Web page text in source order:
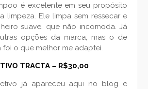
é excelente em seu propósito
limpeza. Ele limpa sem ressecar e
suave, que não incomoda. Já
opções da marca, mas o de
foi o que melhor me adaptei.
TRACTA – R$30,00
já apareceu aqui no blog e